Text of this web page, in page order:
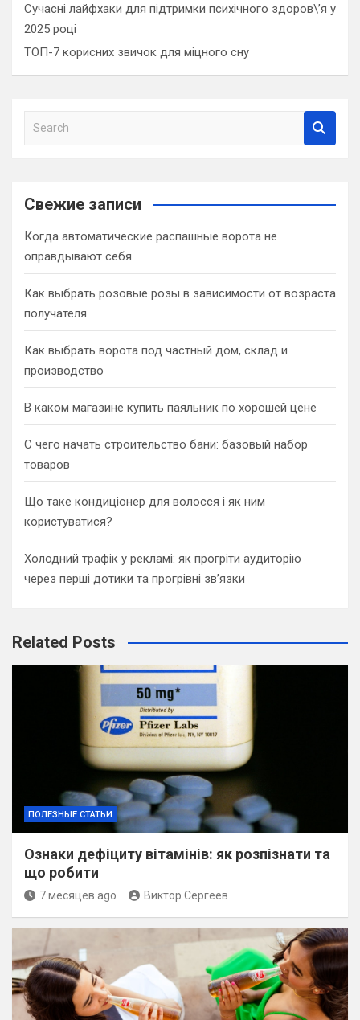
Сучасні лайфхаки для підтримки психічного здоров\’я у
2025 році
ТОП-7 корисних звичок для міцного сну
a
c
Свежие записи
Когда автоматические распашные ворота не
оправдывают себя
Как выбрать розовые розы в зависимости от возраста
получателя
Как выбрать ворота под частный дом, склад и
производство
В каком магазине купить паяльник по хорошей цене
С чего начать строительство бани: базовый набор
товаров
Що таке кондиціонер для волосся і як ним
користуватися?
Холодний трафік у рекламі: як прогріти аудиторію
через перші дотики та прогрівні зв’язки
Related Posts
ПОЛЕЗНЫЕ СТАТЬИ
Ознаки дефіциту вітамінів: як розпізнати та
що робити
7 месяцев ago Виктор Сергеев